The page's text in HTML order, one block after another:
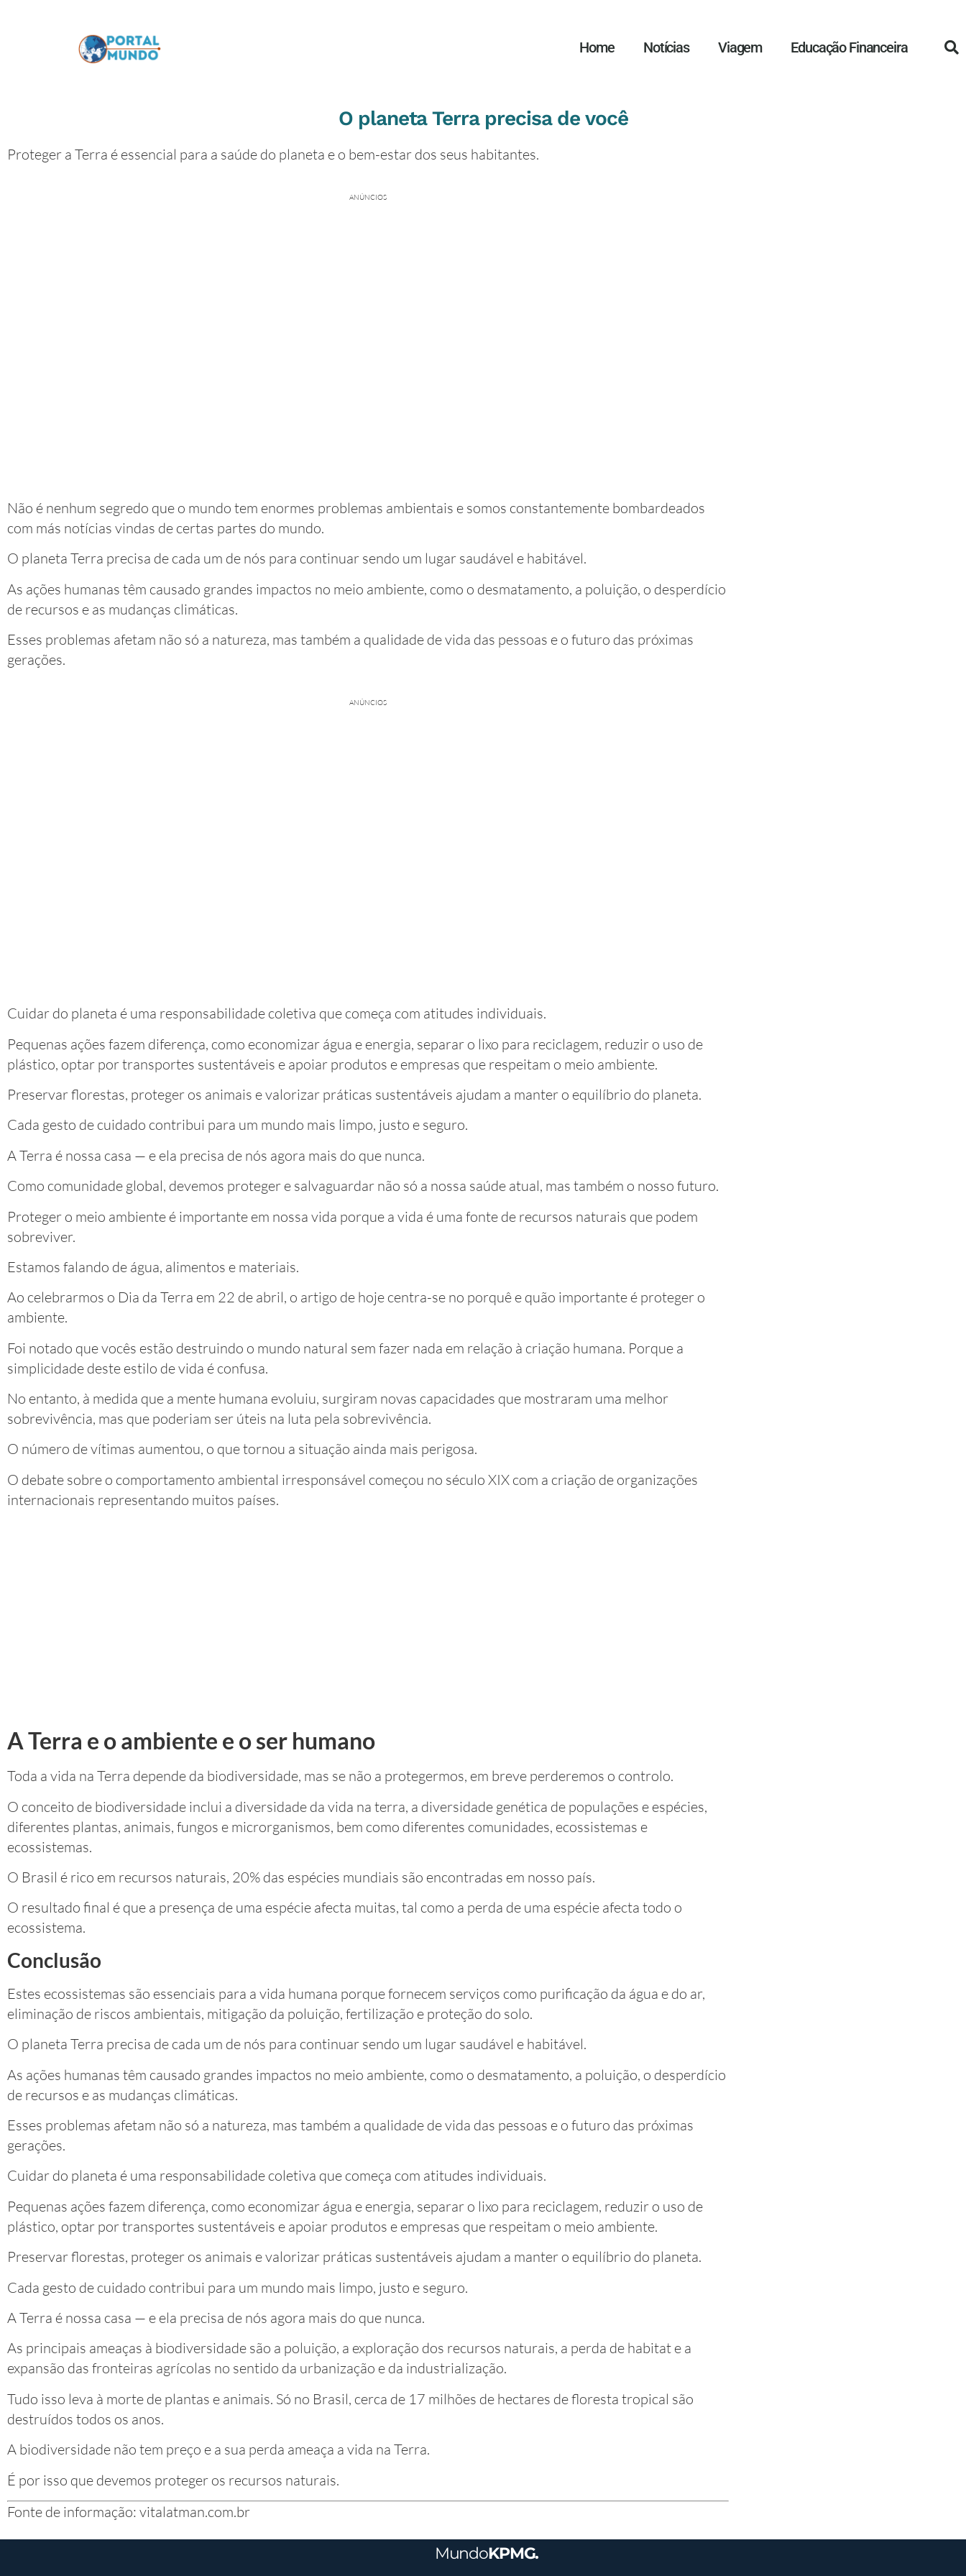
Home Notícias Viagem Educação Financeira
O planeta Terra precisa de você
Proteger a Terra é essencial para a saúde do planeta e o bem-estar dos seus habitantes.
ANÚNCIOS
Não é nenhum segredo que o mundo tem enormes problemas ambientais e somos constantemente bombardeados
com más notícias vindas de certas partes do mundo.
O planeta Terra precisa de cada um de nós para continuar sendo um lugar saudável e habitável.
As ações humanas têm causado grandes impactos no meio ambiente, como o desmatamento, a poluição, o desperdício
de recursos e as mudanças climáticas.
Esses problemas afetam não só a natureza, mas também a qualidade de vida das pessoas e o futuro das próximas
gerações.
ANÚNCIOS
Cuidar do planeta é uma responsabilidade coletiva que começa com atitudes individuais.
Pequenas ações fazem diferença, como economizar água e energia, separar o lixo para reciclagem, reduzir o uso de
plástico, optar por transportes sustentáveis e apoiar produtos e empresas que respeitam o meio ambiente.
Preservar florestas, proteger os animais e valorizar práticas sustentáveis ajudam a manter o equilíbrio do planeta.
Cada gesto de cuidado contribui para um mundo mais limpo, justo e seguro.
A Terra é nossa casa — e ela precisa de nós agora mais do que nunca.
Como comunidade global, devemos proteger e salvaguardar não só a nossa saúde atual, mas também o nosso futuro.
Proteger o meio ambiente é importante em nossa vida porque a vida é uma fonte de recursos naturais que podem
sobreviver.
Estamos falando de água, alimentos e materiais.
Ao celebrarmos o Dia da Terra em 22 de abril, o artigo de hoje centra-se no porquê e quão importante é proteger o
ambiente.
Foi notado que vocês estão destruindo o mundo natural sem fazer nada em relação à criação humana. Porque a
simplicidade deste estilo de vida é confusa.
No entanto, à medida que a mente humana evoluiu, surgiram novas capacidades que mostraram uma melhor
sobrevivência, mas que poderiam ser úteis na luta pela sobrevivência.
O número de vítimas aumentou, o que tornou a situação ainda mais perigosa.
O debate sobre o comportamento ambiental irresponsável começou no século XIX com a criação de organizações
internacionais representando muitos países.
A Terra e o ambiente e o ser humano
Toda a vida na Terra depende da biodiversidade, mas se não a protegermos, em breve perderemos o controlo.
O conceito de biodiversidade inclui a diversidade da vida na terra, a diversidade genética de populações e espécies,
diferentes plantas, animais, fungos e microrganismos, bem como diferentes comunidades, ecossistemas e
ecossistemas.
O Brasil é rico em recursos naturais, 20% das espécies mundiais são encontradas em nosso país.
O resultado final é que a presença de uma espécie afecta muitas, tal como a perda de uma espécie afecta todo o
ecossistema.
Conclusão
Estes ecossistemas são essenciais para a vida humana porque fornecem serviços como purificação da água e do ar,
eliminação de riscos ambientais, mitigação da poluição, fertilização e proteção do solo.
O planeta Terra precisa de cada um de nós para continuar sendo um lugar saudável e habitável.
As ações humanas têm causado grandes impactos no meio ambiente, como o desmatamento, a poluição, o desperdício
de recursos e as mudanças climáticas.
Esses problemas afetam não só a natureza, mas também a qualidade de vida das pessoas e o futuro das próximas
gerações.
Cuidar do planeta é uma responsabilidade coletiva que começa com atitudes individuais.
Pequenas ações fazem diferença, como economizar água e energia, separar o lixo para reciclagem, reduzir o uso de
plástico, optar por transportes sustentáveis e apoiar produtos e empresas que respeitam o meio ambiente.
Preservar florestas, proteger os animais e valorizar práticas sustentáveis ajudam a manter o equilíbrio do planeta.
Cada gesto de cuidado contribui para um mundo mais limpo, justo e seguro.
A Terra é nossa casa — e ela precisa de nós agora mais do que nunca.
As principais ameaças à biodiversidade são a poluição, a exploração dos recursos naturais, a perda de habitat e a
expansão das fronteiras agrícolas no sentido da urbanização e da industrialização.
Tudo isso leva à morte de plantas e animais. Só no Brasil, cerca de 17 milhões de hectares de floresta tropical são
destruídos todos os anos.
A biodiversidade não tem preço e a sua perda ameaça a vida na Terra.
É por isso que devemos proteger os recursos naturais.
Fonte de informação: vitalatman.com.br
MundoKPMG.